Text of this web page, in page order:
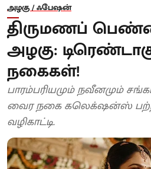
அழகு / ஃபேஷன்
திருமணப்
அழகு:
நகைகள்!
பாரம்பரியமும் நவீனமும்
வைர நகை கலெக்‌ஷன்ஸ்
வழிகாட்டி.